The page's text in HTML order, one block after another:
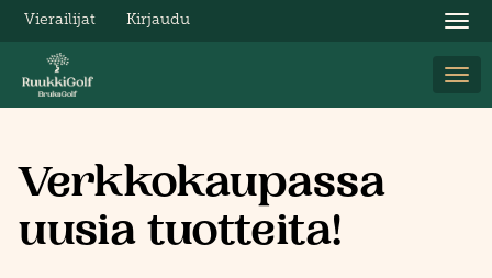
Vierailijat Kirjaudu
Verkkokaupassa
uusia tuotteita!